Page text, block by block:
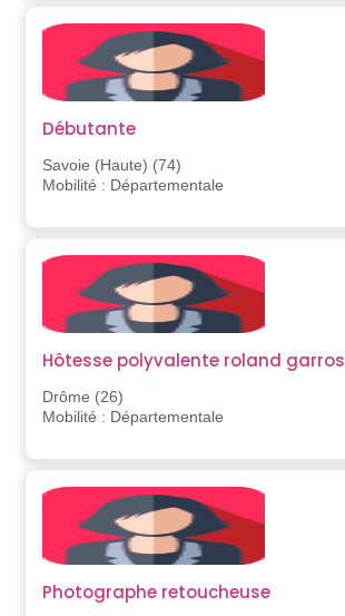
Débutante
Savoie (Haute) (74)
Mobilité : Départementale
Hôtesse polyvalente roland garros
Drôme (26)
Mobilité : Départementale
Photographe retoucheuse